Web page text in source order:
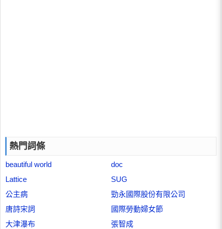
熱門詞條
beautiful world
doc
Lattice
SUG
公主病
勁永國際股份有限公司
唐詩宋詞
國際勞動婦女節
大津瀑布
張智成